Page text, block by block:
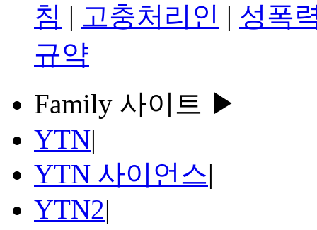
침 | 고충처리인 | 성폭
규약
Family 사이트 ▶
YTN|
YTN 사이언스|
YTN2|